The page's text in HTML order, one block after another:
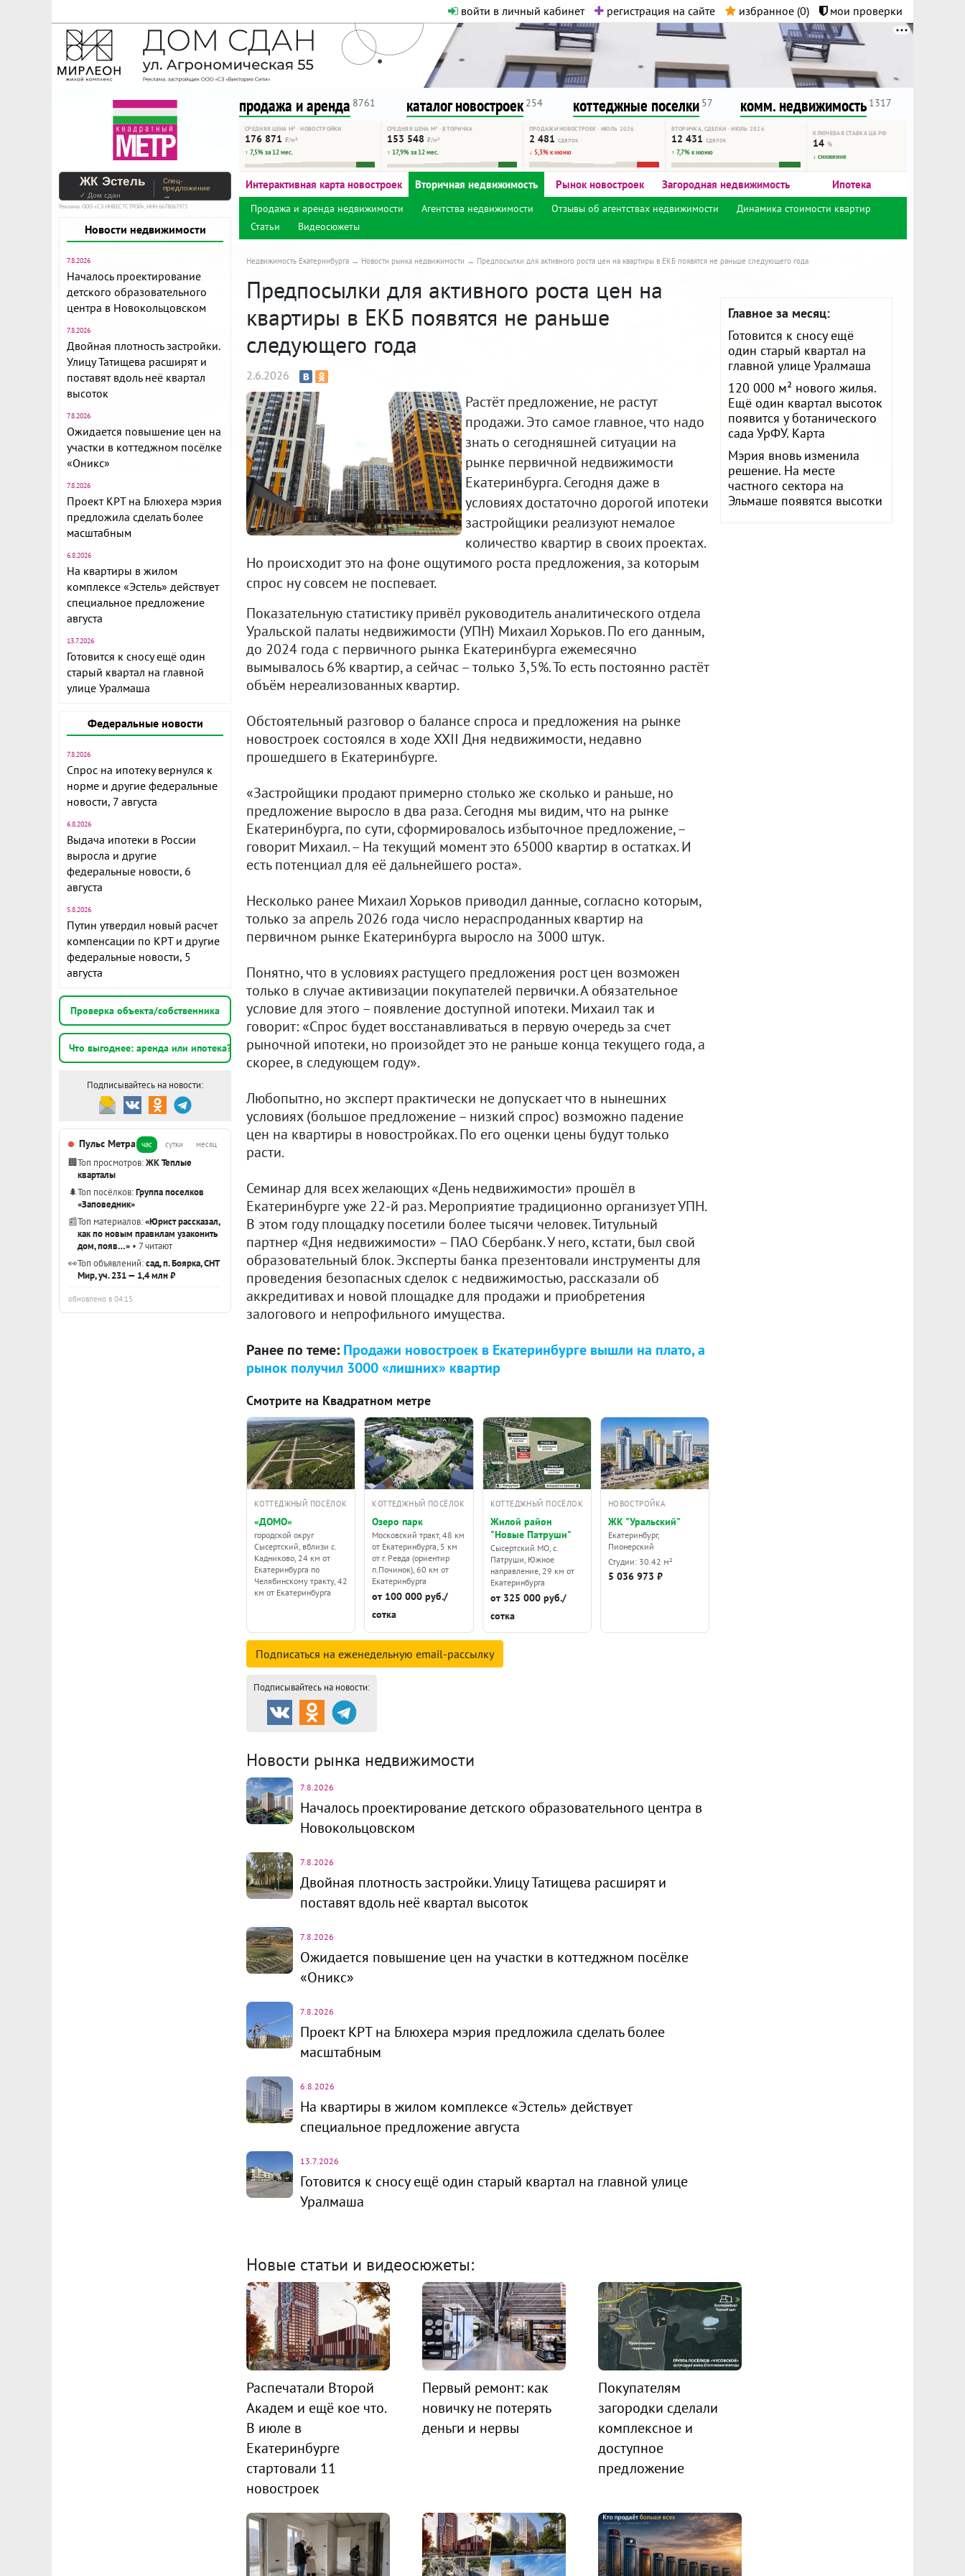
войти в личный кабинет регистрация на сайте избранное (0) мои проверки
На Метре реклама - только нормальная. Никакого шок-контента.
Помогайте независимому ресурсу, как он помогает вам. Удачи!
продажа и аренда 8761 каталог новостроек 254 коттеджные поселки 57 комм. недвижимость 1317
СРЕДНЯЯ ЦЕНА М² · НОВОСТРОЙКИ
176 871 ₽/м²
↑ 7,5% за 12 мес.
СРЕДНЯЯ ЦЕНА М² · ВТОРИЧКА
153 548 ₽/м²
↑ 17,9% за 12 мес.
ПРОДАЖИ НОВОСТРОЕК · ИЮЛЬ 2026
2 481 сделок
↓ 5,3% к июню
ВТОРИЧКА, СДЕЛКИ · ИЮЛЬ 2026
12 431 сделок
↑ 7,7% к июню
КЛЮЧЕВАЯ СТАВКА ЦБ РФ
14%
↓ снижение
ЖК Эстель
✓ Дом сдан
Спец-
предложение
→
Реклама. ООО «СЗ ИНВЕСТСТРОЙ», ИНН 6678067973
Новости недвижимости
7.8.2026
Началось проектирование
детского образовательного
центра в Новокольцовском
7.8.2026
Двойная плотность застройки.
Улицу Татищева расширят и
поставят вдоль неё квартал
высоток
7.8.2026
Ожидается повышение цен на
участки в коттеджном посёлке
«Оникс»
7.8.2026
Проект КРТ на Блюхера мэрия
предложила сделать более
масштабным
6.8.2026
На квартиры в жилом
комплексе «Эстель» действует
специальное предложение
августа
13.7.2026
Готовится к сносу ещё один
старый квартал на главной
улице Уралмаша
Федеральные новости
7.8.2026
Спрос на ипотеку вернулся к
норме и другие федеральные
новости, 7 августа
6.8.2026
Выдача ипотеки в России
выросла и другие
федеральные новости, 6
августа
5.8.2026
Путин утвердил новый расчет
компенсации по КРТ и другие
федеральные новости, 5
августа
Проверка объекта/собственника
Что выгоднее: аренда или ипотека?
Подписывайтесь на новости:
Пульс Метра час сутки месяц
🏢Топ просмотров:ЖК Теплые
кварталы
🌲Топ посёлков:Группа поселков
«Заповедник»
📰Топ материалов:«Юрист рассказал,
как по новым правилам узаконить
дом, появ…» • 7 читают
👀Топ объявлений:сад, п. Боярка, СНТ
Мир, уч. 231 — 1,4 млн ₽
обновлено в 04:15
Интерактивная карта новостроек Вторичная недвижимость Рынок новостроек Загородная недвижимость Ипотека
Продажа и аренда недвижимости Агентства недвижимости Отзывы об агентствах недвижимости
Динамика стоимости квартир
Статьи
Видеосюжеты
Недвижимость Екатеринбурга Новости рынка недвижимости Предпосылки для активного роста цен на квартиры в ЕКБ появятся не раньше следующего года
Предпосылки для активного роста цен на
квартиры в ЕКБ появятся не раньше
следующего года
2.6.2026
Растёт предложение, не растут
продажи. Это самое главное, что надо
знать о сегодняшней ситуации на
рынке первичной недвижимости
Екатеринбурга. Сегодня даже в
условиях достаточно дорогой ипотеки
застройщики реализуют немалое
количество квартир в своих проектах.
Но происходит это на фоне ощутимого роста предложения, за которым
спрос ну совсем не поспевает.
Показательную статистику привёл руководитель аналитического отдела
Уральской палаты недвижимости (УПН) Михаил Хорьков. По его данным,
до 2024 года с первичного рынка Екатеринбурга ежемесячно
вымывалось 6% квартир, а сейчас – только 3,5%. То есть постоянно растёт
объём нереализованных квартир.
Обстоятельный разговор о балансе спроса и предложения на рынке
новостроек состоялся в ходе XXII Дня недвижимости, недавно
прошедшего в Екатеринбурге.
«Застройщики продают примерно столько же сколько и раньше, но
предложение выросло в два раза. Сегодня мы видим, что на рынке
Екатеринбурга, по сути, сформировалось избыточное предложение, –
говорит Михаил. – На текущий момент это 65000 квартир в остатках. И
есть потенциал для её дальнейшего роста».
Несколько ранее Михаил Хорьков приводил данные, согласно которым,
только за апрель 2026 года число нераспроданных квартир на
первичном рынке Екатеринбурга выросло на 3000 штук.
Понятно, что в условиях растущего предложения рост цен возможен
только в случае активизации покупателей первички. А обязательное
условие для этого – появление доступной ипотеки. Михаил так и
говорит: «Спрос будет восстанавливаться в первую очередь за счет
рыночной ипотеки, но произойдет это не раньше конца текущего года, а
скорее, в следующем году».
Любопытно, но эксперт практически не допускает что в нынешних
условиях (большое предложение – низкий спрос) возможно падение
цен на квартиры в новостройках. По его оценки цены будут только
расти.
Семинар для всех желающих «День недвижимости» прошёл в
Екатеринбурге уже 22-й раз. Мероприятие традиционно организует УПН.
В этом году площадку посетили более тысячи человек. Титульный
партнер «Дня недвижимости» – ПАО Сбербанк. У него, кстати, был свой
образовательный блок. Эксперты банка презентовали инструменты для
проведения безопасных сделок с недвижимостью, рассказали об
аккредитивах и новой площадке для продажи и приобретения
залогового и непрофильного имущества.
Ранее по теме: Продажи новостроек в Екатеринбурге вышли на плато, а
рынок получил 3000 «лишних» квартир
Смотрите на Квадратном метре
КОТТЕДЖНЫЙ ПОСЁЛОК
«ДОМО»
городской округ
Сысертский, вблизи с.
Кадниково, 24 км от
Екатеринбурга по
Челябинскому тракту, 42
км от Екатеринбурга
КОТТЕДЖНЫЙ ПОСЁЛОК
Озеро парк
Московский тракт, 48 км
от Екатеринбурга, 5 км
от г. Ревда (ориентир
п.Починок), 60 км от
Екатеринбурга
от 100 000 руб./
сотка
КОТТЕДЖНЫЙ ПОСЁЛОК
Жилой район
"Новые Патруши"
Сысертский МО, с.
Патруши, Южное
направление, 29 км от
Екатеринбурга
от 325 000 руб./
сотка
НОВОСТРОЙКА
ЖК "Уральский"
Екатеринбург,
Пионерский
Студии: 30.42 м²
5 036 973 ₽
Подписаться на еженедельную email-рассылку
Подписывайтесь на новости:
Новости рынка недвижимости
7.8.2026
Началось проектирование детского образовательного центра в
Новокольцовском
7.8.2026
Двойная плотность застройки. Улицу Татищева расширят и
поставят вдоль неё квартал высоток
7.8.2026
Ожидается повышение цен на участки в коттеджном посёлке
«Оникс»
7.8.2026
Проект КРТ на Блюхера мэрия предложила сделать более
масштабным
6.8.2026
На квартиры в жилом комплексе «Эстель» действует
специальное предложение августа
13.7.2026
Готовится к сносу ещё один старый квартал на главной улице
Уралмаша
Главное за месяц:
Готовится к сносу ещё
один старый квартал на
главной улице Уралмаша
120 000 м² нового жилья.
Ещё один квартал высоток
появится у ботанического
сада УрФУ. Карта
Мэрия вновь изменила
решение. На месте
частного сектора на
Эльмаше появятся высотки
Новые статьи и видеосюжеты:
Распечатали Второй
Академ и ещё кое что.
В июле в
Екатеринбурге
стартовали 11
новостроек
Первый ремонт: как
новичку не потерять
деньги и нервы
Покупателям
загородки сделали
комплексное и
доступное
предложение